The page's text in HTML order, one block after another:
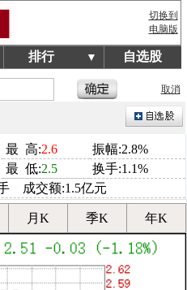
切换到
电脑版
排行 ▼ 自选股
取消
最 高:2.6
振幅:2.8%
最 低:2.5
换手:1.1%
成交额:1.5亿元
月K 季K 年K